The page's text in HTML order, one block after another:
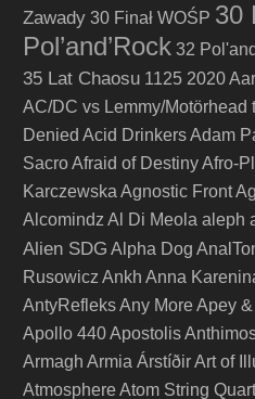
Zawady 30 Finał WOŚP 30
Pol’and’Rock 32
35 Lat Chaosu 1125 2020
AC/DC vs Lemmy/Motörhead
Denied Acid DrinkersAdam
SacroAfraid of DestinyAfro-
Karczewska Agnostic Front
Alcomindz Al Di Meola aleph
Alien SDG Alpha Dog
Rusowicz Ankh Anna
AntyRefleksAny MoreApey
Apollo 440Apostolis
Armagh Armia ÁrstíðirArt of
AtmosphereAtom String